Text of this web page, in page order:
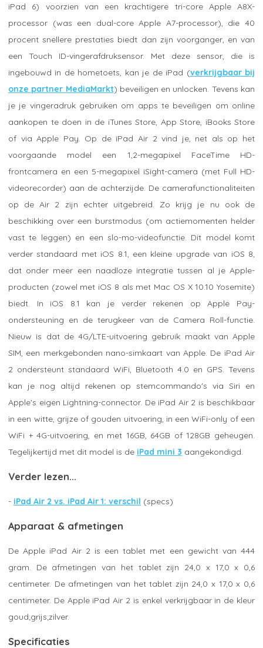
iPad 6) voorzien van een krachtigere tri-core Apple A8X-
processor (was een dual-core Apple A7-processor), die 40
procent snellere prestaties biedt dan zijn voorganger, en van
een Touch ID-vingerafdruksensor. Met deze sensor, die is
ingebouwd in de hometoets, kan je de iPad (verkrijgbaar bij
onze partner MediaMarkt) beveiligen en unlocken. Tevens kan
je je vingeradruk gebruiken om apps te beveiligen om online
aankopen te doen in de iTunes Store, App Store, iBooks Store
of via Apple Pay. Op de iPad Air 2 vind je, net als op het
voorgaande model een 1,2-megapixel FaceTime HD-
frontcamera en een 5-megapixel iSight-camera (met Full HD-
videorecorder) aan de achterzijde. De camerafunctionaliteiten
op de Air 2 zijn echter uitgebreid. Zo krijg je nu ook de
beschikking over een burstmodus (om actiemomenten helder
vast te leggen) en een slo-mo-videofunctie. Dit model komt
verder standaard met iOS 8.1, een kleine upgrade van iOS 8,
dat onder meer een naadloze integratie tussen al je Apple-
producten (zowel met iOS 8 als met Mac OS X 10.10 Yosemite)
biedt. In iOS 8.1 kan je verder rekenen op Apple Pay-
ondersteuning en de terugkeer van de Camera Roll-functie.
Nieuw is dat de 4G/LTE-uitvoering gebruik maakt van Apple
SIM, een merkgebonden nano-simkaart van Apple. De iPad Air
2 ondersteunt standaard WiFi, Bluetooth 4.0 en GPS. Tevens
kan je nog altijd rekenen op stemcommando's via Siri en
Apple's eigen Lightning-connector. De iPad Air 2 is beschikbaar
in een witte, grijze of gouden uitvoering, in een WiFi-only of een
WiFi + 4G-uitvoering, en met 16GB, 64GB of 128GB geheugen.
Tegelijkertijd met dit model is de iPad mini 3 aangekondigd.
Verder lezen...
- iPad Air 2 vs. iPad Air 1: verschil (specs)
Apparaat & afmetingen
De Apple iPad Air 2 is een tablet met een gewicht van 444
gram. De afmetingen van het tablet zijn 24,0 x 17,0 x 0,6
centimeter. De afmetingen van het tablet zijn 24,0 x 17,0 x 0,6
centimeter. De Apple iPad Air 2 is enkel verkrijgbaar in de kleur
goud;grijs;zilver.
Specificaties